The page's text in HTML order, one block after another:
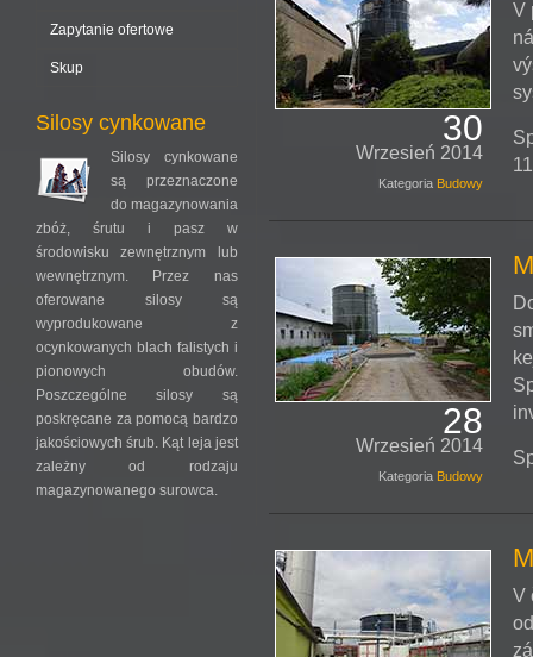
Zapytanie ofertowe
Skup
Silosy cynkowane
Silosy cynkowane
są przeznaczone
do magazynowania
zbóż, śrutu i pasz w
środowisku zewnętrznym lub
wewnętrznym. Przez nas
oferowane silosy są
wyprodukowane z
ocynkowanych blach falistych i
pionowych obudów.
Poszczególne silosy są
poskręcane za pomocą bardzo
jakościowych śrub. Kąt leja jest
zależny od rodzaju
magazynowanego surowca.
30
Wrzesień 2014
Kategoria Budowy
V
28
Wrzesień 2014
Kategoria Budowy
V